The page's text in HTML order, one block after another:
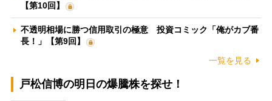
【第10回】
不透明相場に勝つ信用取引の極意 投資コミック「俺がカブ番
長！」【第9回】
一覧を見る
戸松信博の明日の爆騰株を探せ！